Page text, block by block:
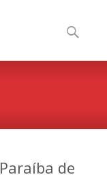
to
content
por:
de